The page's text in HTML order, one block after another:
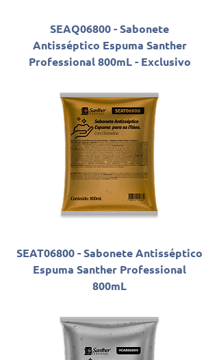
SEAQ06800 - Sabonete
Antisséptico Espuma Santher
Professional 800mL - Exclusivo
SEAT06800 - Sabonete Antisséptico
Espuma Santher Professional
800mL